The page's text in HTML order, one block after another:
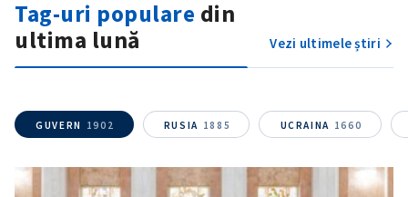
Tag-uri populare din
ultima lună
Vezi ultimele știri
GUVERN 1902 RUSIA 1885 UCRAINA 1660